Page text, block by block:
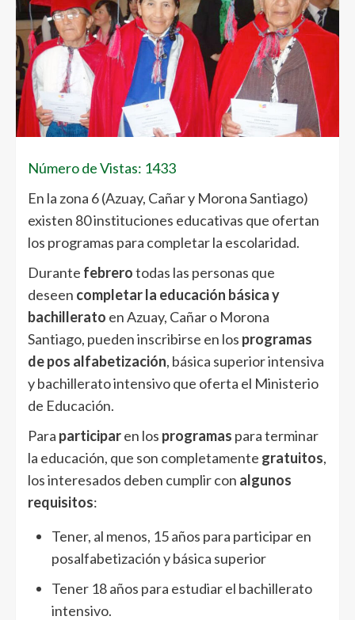
Número de Vistas: 1433
En la zona 6 (Azuay, Cañar y Morona Santiago)
existen 80 instituciones educativas que ofertan
los programas para completar la escolaridad.
Durante febrerotodas las personas que
deseen completar la educación básica y
bachillerato en Azuay, Cañar o Morona
Santiago, pueden inscribirse en los programas
de pos alfabetización, básica superior intensiva
y bachillerato intensivo que oferta el Ministerio
de Educación.
Para participaren los programas para terminar
la educación, que son completamente gratuitos,
los interesados deben cumplir con algunos
requisitos:
Tener, al menos, 15 años para participar en
posalfabetización y básica superior
Tener 18 años para estudiar el bachillerato
intensivo.